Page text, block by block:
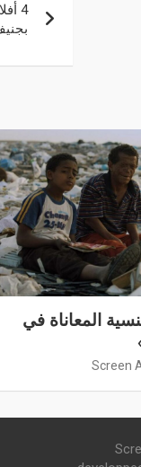
4
المعاناة في
Screen